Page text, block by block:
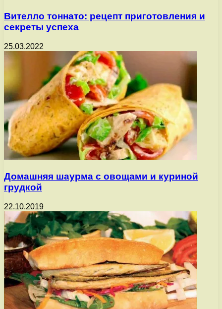
Вителло тоннато: рецепт приготовления и
секреты успеха
25.03.2022
Домашняя шаурма с овощами и куриной
грудкой
22.10.2019